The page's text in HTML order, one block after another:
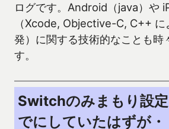
ログです。Android（java）や
（Xcode, Objective-C, C++ に
発）に関する技術的なことも時
す。
Switchのみまもり設定
でにしていたはずが・